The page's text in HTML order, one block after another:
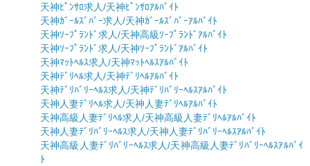
天神ﾋﾟﾝｻﾛ求人/天神ﾋﾟﾝｻﾛｱﾙﾊﾞｲﾄ
天神ｶﾞｰﾙｽﾞﾊﾞｰ求人/天神ｶﾞｰﾙｽﾞﾊﾞｰｱﾙﾊﾞｲﾄ
天神ｿｰﾌﾟﾗﾝﾄﾞ求人/天神高級ｿｰﾌﾟﾗﾝﾄﾞｱﾙﾊﾞｲﾄ
天神ｿｰﾌﾟﾗﾝﾄﾞ求人/天神ｿｰﾌﾟﾗﾝﾄﾞｱﾙﾊﾞｲﾄ
天神ﾏｯﾄﾍﾙｽ求人/天神ﾏｯﾄﾍﾙｽｱﾙﾊﾞｲﾄ
天神ﾃﾞﾘﾍﾙ求人/天神ﾃﾞﾘﾍﾙｱﾙﾊﾞｲﾄ
天神ﾃﾞﾘﾊﾞﾘｰﾍﾙｽ求人/天神ﾃﾞﾘﾊﾞﾘｰﾍﾙｽｱﾙﾊﾞｲﾄ
天神人妻ﾃﾞﾘﾍﾙ求人/天神人妻ﾃﾞﾘﾍﾙｱﾙﾊﾞｲﾄ
天神高級人妻ﾃﾞﾘﾍﾙ求人/天神高級人妻ﾃﾞﾘﾍﾙｱﾙﾊﾞｲﾄ
天神人妻ﾃﾞﾘﾊﾞﾘｰﾍﾙｽ求人/天神人妻ﾃﾞﾘﾊﾞﾘｰﾍﾙｽｱﾙﾊﾞｲﾄ
天神高級人妻ﾃﾞﾘﾊﾞﾘｰﾍﾙｽ求人/天神高級人妻ﾃﾞﾘﾊﾞﾘｰﾍﾙｽｱﾙﾊﾞｲ
ﾄ